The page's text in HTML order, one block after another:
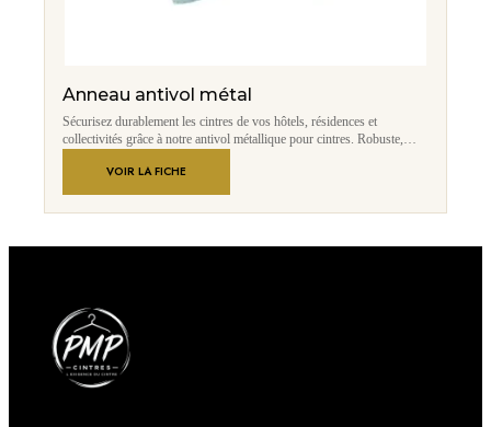
Anneau antivol métal
Sécurisez durablement les cintres de vos hôtels, résidences et
collectivités grâce à notre antivol métallique pour cintres. Robuste,
tout en conservant une présentation élégante des penderies.
VOIR LA FICHE